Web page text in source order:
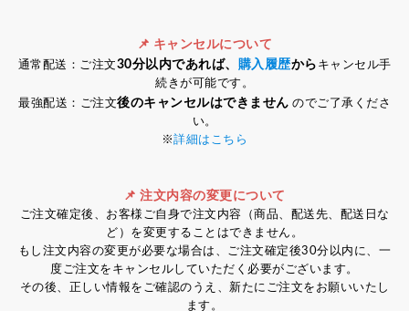
SALE対象！SALE会場へ
【オーガニックココア】夏でも飲みたくなる、オーガ
味料！ココナッツシュガーの魅力と使い方
2026/02/13
【エッセンシャルオイル】花粉の季節におすすめ！ナ
チュラルな香りで、お部屋を快適空間に。
📌 キャンセルについて
通常配送：ご注文30分以内であれば、 購入履歴から キャンセル手
続きが可能です。
最強配送：ご注文後のキャンセルはできません のでご了承くださ
い。
※詳細はこちら
📌 注文内容の変更について
ご注文確定後、お客様ご自身で注文内容（商品、配送先、配送日な
ど）を変更することはできません。
もし注文内容の変更が必要な場合は、ご注文確定後30分以内に、一
度ご注文をキャンセルしていただく必要がございます。
その後、正しい情報をご確認のうえ、新たにご注文をお願いいたし
ます。